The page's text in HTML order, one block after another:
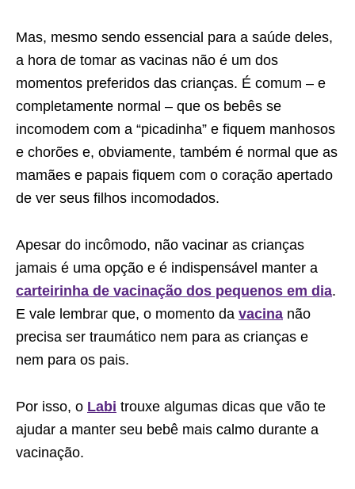
Mas, mesmo sendo essencial para a saúde deles,
a hora de tomar as vacinas não é um dos
momentos preferidos das crianças. É comum – e
completamente normal – que os bebês se
incomodem com a “picadinha” e fiquem manhosos
e chorões e, obviamente, também é normal que as
mamães e papais fiquem com o coração apertado
de ver seus filhos incomodados.
Apesar do incômodo, não vacinar as crianças
jamais é uma opção e é indispensável manter a
carteirinha de vacinação dos pequenos em dia.
E vale lembrar que, o momento da vacina não
precisa ser traumático nem para as crianças e
nem para os pais.
Por isso, o Labi trouxe algumas dicas que vão te
ajudar a manter seu bebê mais calmo durante a
vacinação.